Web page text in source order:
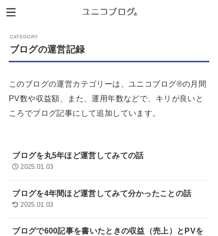
ブログの運営記録
このブログの運営カテゴリーは、ユニコブログ®︎の月間
PV数や収益額、また、運用年数などで、キリが良いと
ころでブログ記事にして追加しています。
ブログを丸5年ほど運営してみての話
2025.01.03
ブログを4年間ほど運営してみて分かったことの話
2025.01.03
ブログで600記事を書いたときの収益（売上）とPVを